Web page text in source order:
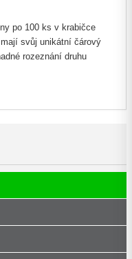
po 100 ks v krabičce
svůj unikátní čárový
rozeznání druhu